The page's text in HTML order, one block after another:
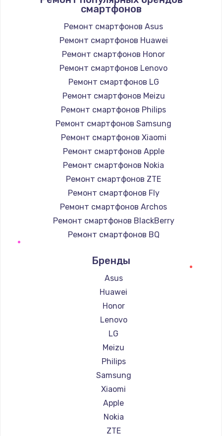
смартфонов
Ремонт смартфонов Asus
Ремонт смартфонов Huawei
Ремонт смартфонов Honor
Ремонт смартфонов Lenovo
Ремонт смартфонов LG
Ремонт смартфонов Meizu
Ремонт смартфонов Philips
Ремонт смартфонов Samsung
Ремонт смартфонов Xiaomi
Ремонт смартфонов Apple
Ремонт смартфонов Nokia
Ремонт смартфонов ZTE
Ремонт смартфонов Fly
Ремонт смартфонов Archos
Ремонт смартфонов BlackBerry
Ремонт смартфонов BQ
Ремонт смартфонов Digma
Ремонт смартфонов Ginzzu
Ремонт смартфонов Highscreen
Ремонт смартфонов Irbis
Ремонт смартфонов Kyocera
Ремонт смартфонов LeEco
Ремонт смартфонов OnePlus
Ремонт смартфонов teXet
Ремонт смартфонов Motorola
Ремонт смартфонов Prestigio
Ремонт смартфонов Vertex
Ремонт смартфонов Microsoft
Ремонт смартфонов Sharp
Бренды
Asus
Huawei
Honor
Lenovo
LG
Meizu
Philips
Samsung
Xiaomi
Apple
Nokia
ZTE